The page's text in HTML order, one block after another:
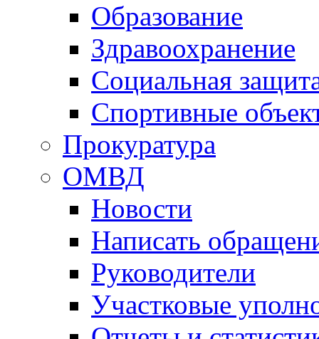
Образование
Здравоохранение
Социальная
Спортивные
Прокуратура
ОМВД
Новости
Написать
Руководители
Участковые